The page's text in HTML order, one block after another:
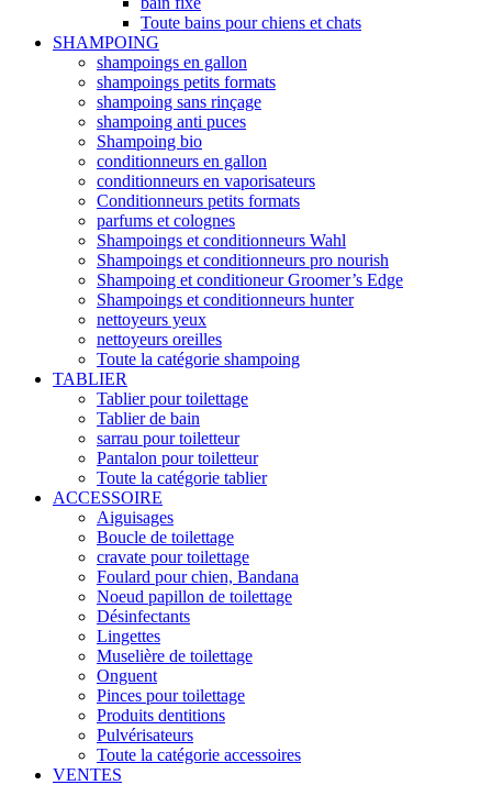
Toute bains pour chiens et chats
SHAMPOING
shampoings en gallon
shampoings petits formats
shampoing sans rinçage
shampoing anti puces
Shampoing bio
conditionneurs en gallon
conditionneurs en vaporisateurs
Conditionneurs petits formats
parfums et colognes
Shampoings et conditionneurs Wahl
Shampoings et conditionneurs pro nourish
Shampoing et conditioneur Groomer’s Edge
Shampoings et conditionneurs hunter
nettoyeurs yeux
nettoyeurs oreilles
Toute la catégorie shampoing
TABLIER
Tablier pour toilettage
Tablier de bain
sarrau pour toiletteur
Pantalon pour toiletteur
Toute la catégorie tablier
ACCESSOIRE
Aiguisages
Boucle de toilettage
cravate pour toilettage
Foulard pour chien, Bandana
Noeud papillon de toilettage
Désinfectants
Lingettes
Muselière de toilettage
Onguent
Pinces pour toilettage
Produits dentitions
Pulvérisateurs
Toute la catégorie accessoires
VENTES